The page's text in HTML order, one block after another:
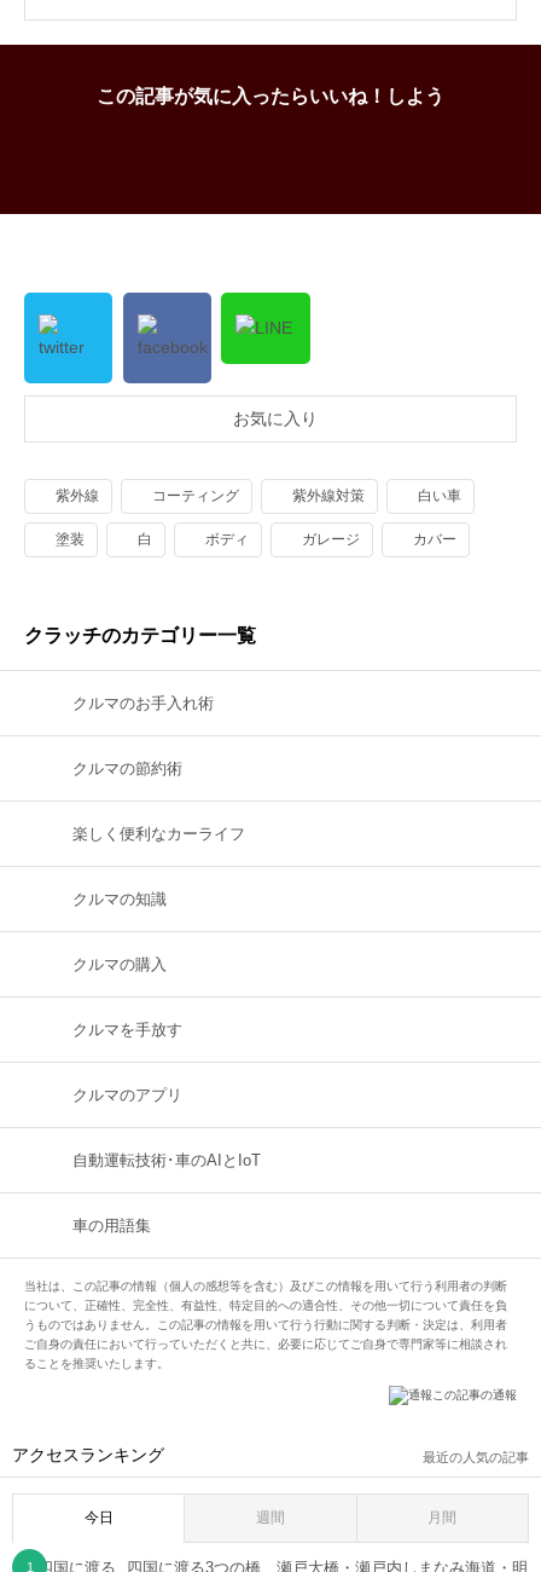
この記事が気に入ったらいいね！しよう
お気に入り
紫外線 コーティング 紫外線対策 白い車
塗装 白 ボディ ガレージ カバー
クラッチのカテゴリー一覧
クルマのお手入れ術
クルマの節約術
楽しく便利なカーライフ
クルマの知識
クルマの購入
クルマを手放す
クルマのアプリ
自動運転技術･車のAIとIoT
車の用語集
当社は、この記事の情報（個人の感想等を含む）及びこの情報を用いて行う利用者の判断
について、正確性、完全性、有益性、特定目的への適合性、その他一切について責任を負
うものではありません。この記事の情報を用いて行う行動に関する判断・決定は、利用者
ご自身の責任において行っていただくと共に、必要に応じてご自身で専門家等に相談され
ることを推奨いたします。
この記事の通報
アクセスランキング 最近の人気の記事
今日 週間 月間
四国に渡る3つの橋、瀬戸大橋・瀬戸内しまなみ海道・明